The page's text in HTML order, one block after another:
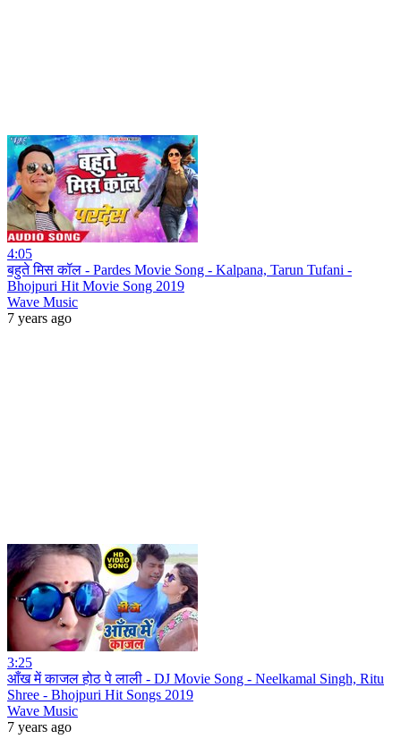
4:05
बहुते मिस कॉल - Pardes Movie Song - Kalpana, Tarun Tufani -
Bhojpuri Hit Movie Song 2019
Wave Music
7 years ago
3:25
आँख में काजल होठ पे लाली - DJ Movie Song - Neelkamal Singh, Ritu
Shree - Bhojpuri Hit Songs 2019
Wave Music
7 years ago